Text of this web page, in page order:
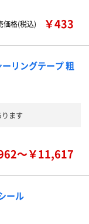
価格(税込)
￥433
ーリングテープ 粗
ます
～￥11,617
ール